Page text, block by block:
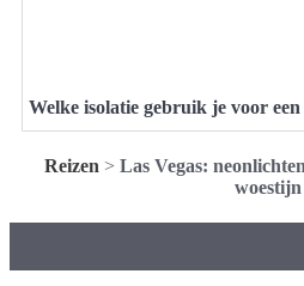
Welke isolatie gebruik je voor een
Reizen > Las Vegas:
woestijn